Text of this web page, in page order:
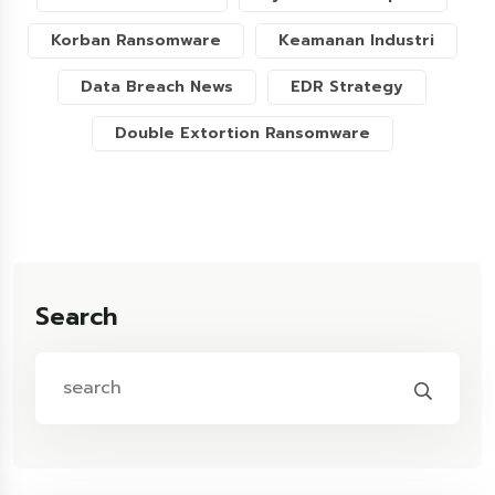
Korban Ransomware
Keamanan Industri
Data Breach News
EDR Strategy
Double Extortion Ransomware
Search